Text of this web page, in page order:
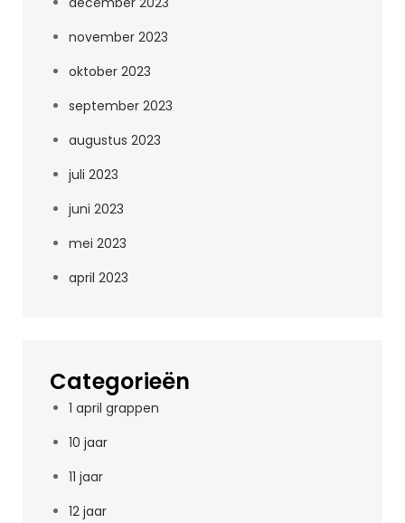
november 2023
oktober 2023
september 2023
augustus 2023
juli 2023
juni 2023
mei 2023
april 2023
Categorieën
1 april grappen
10 jaar
11 jaar
12 jaar